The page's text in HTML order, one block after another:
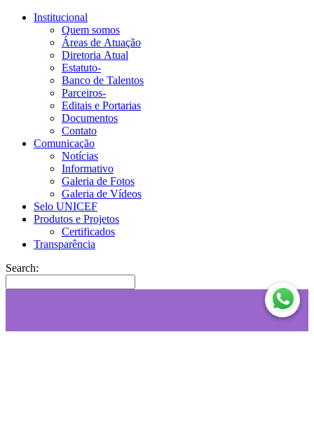
Institucional
Quem somos
Áreas de Atuação
Diretoria Atual
Estatuto-
Banco de Talentos
Parceiros-
Editais e Portarias
Documentos
Contato
Comunicação
Notícias
Informativo
Galeria de Fotos
Galeria de Vídeos
Selo UNICEF
Produtos e Projetos
Certificados
Transparência
Search: